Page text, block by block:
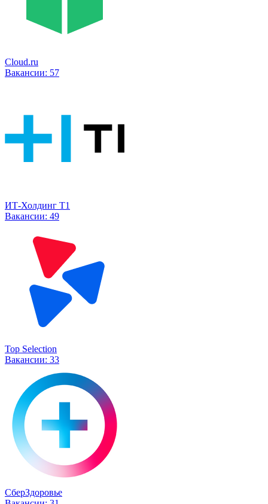
Cloud.ru
Вакансии: 57
ИТ-Холдинг Т1
Вакансии: 49
Top Selection
Вакансии: 33
СберЗдоровье